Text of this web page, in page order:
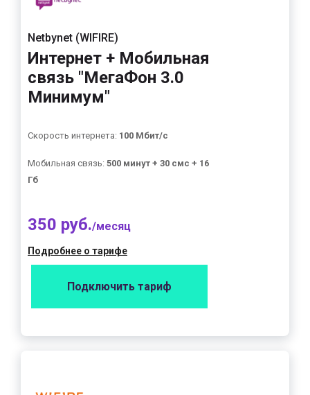
Netbynet (WIFIRE)
Интернет + Мобильная
связь "МегаФон 3.0
Минимум"
Скорость интернета: 100 Мбит/с
Мобильная связь: 500 минут + 30 смс + 16
Гб
350 руб./месяц
Подробнее о тарифе
Подключить тариф